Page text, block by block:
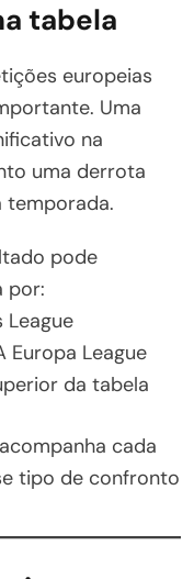
tabela
europeias
Uma
na
uma derrota
temporada.
pode
por:
League
Europa League
da tabela
cada
tipo de confronto